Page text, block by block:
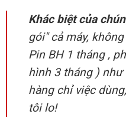
Khác biệt của
gói" cả máy,
Pin BH 1 tháng ,
hình 3 tháng ) như
hàng chỉ việc
tôi lo!